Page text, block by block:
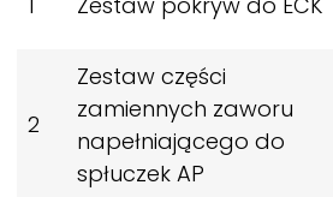
2
Zestaw części
zamiennych zaworu
napełniającego do
spłuczek AP